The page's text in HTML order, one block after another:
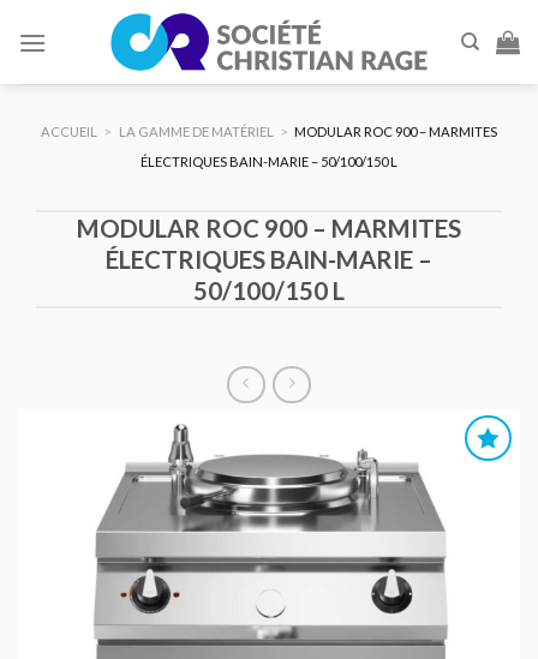
ACCUEIL > LA GAMME DE MATÉRIEL > MODULAR ROC 900 – MARMITES
ÉLECTRIQUES BAIN-MARIE – 50/100/150 L
MODULAR ROC 900 – MARMITES
ÉLECTRIQUES BAIN-MARIE –
50/100/150 L
AJOUTER
AU DEVIS